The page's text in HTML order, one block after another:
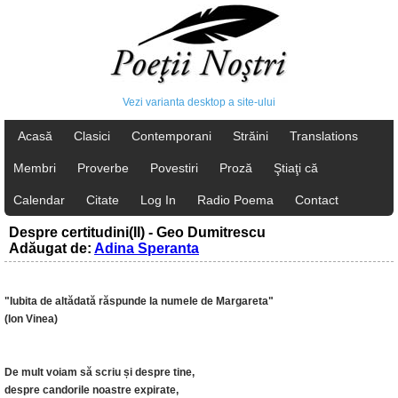
Vezi varianta desktop a site-ului
Acasă Clasici Contemporani Străini Translations
Membri Proverbe Povestiri Proză Ştiaţi că
Calendar Citate Log In Radio Poema Contact
Despre certitudini(II) - Geo Dumitrescu
Adăugat de: Adina Speranta
"Iubita de altădată răspunde la numele de Margareta"
(Ion Vinea)
De mult voiam să scriu și despre tine,
despre candorile noastre expirate,